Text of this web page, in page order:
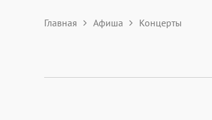
Главная Афиша Концерты